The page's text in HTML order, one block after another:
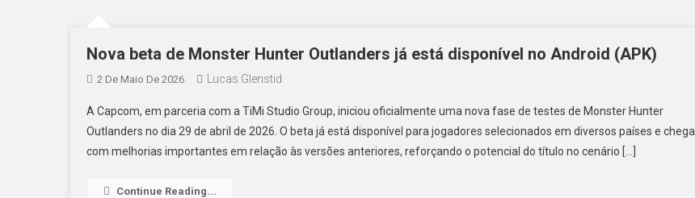
Nova beta de Monster Hunter Outlanders já está disponível no Android (APK)
2 De Maio De 2026 Lucas Glenstid
A Capcom, em parceria com a TiMi Studio Group, iniciou oficialmente uma nova fase de testes de Monster Hunter
Outlanders no dia 29 de abril de 2026. O beta já está disponível para jogadores selecionados em diversos países e chega
com melhorias importantes em relação às versões anteriores, reforçando o potencial do título no cenário […]
Continue Reading...